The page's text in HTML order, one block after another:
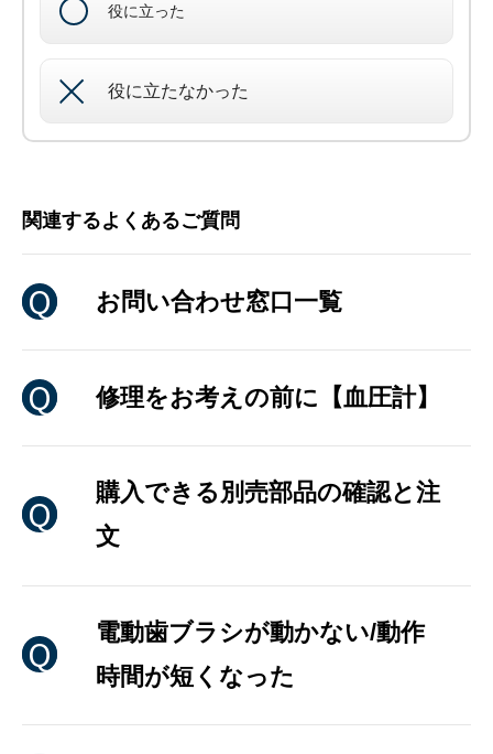
役に立った
役に立たなかった
関連するよくあるご質問
お問い合わせ窓口一覧
修理をお考えの前に【血圧計】
購入できる別売部品の確認と注
文
電動歯ブラシが動かない/動作
時間が短くなった